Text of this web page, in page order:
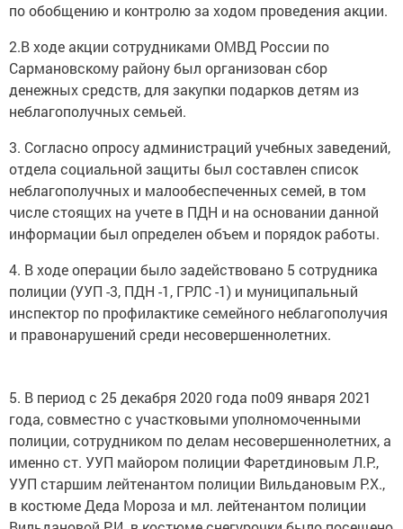
по обобщению и контролю за ходом проведения акции.
2.В ходе акции сотрудниками ОМВД России по
Сармановскому району был организован сбор
денежных средств, для закупки подарков детям из
неблагополучных семьей.
3. Согласно опросу администраций учебных заведений,
отдела социальной защиты был составлен список
неблагополучных и малообеспеченных семей, в том
числе стоящих на учете в ПДН и на основании данной
информации был определен объем и порядок работы.
4. В ходе операции было задействовано 5 сотрудника
полиции (УУП -3, ПДН -1, ГРЛС -1) и муниципальный
инспектор по профилактике семейного неблагополучия
и правонарушений среди несовершеннолетних.
5. В период с 25 декабря 2020 года по09 января 2021
года, совместно с участковыми уполномоченными
полиции, сотрудником по делам несовершеннолетних, а
именно ст. УУП майором полиции Фаретдиновым Л.Р.,
УУП старшим лейтенантом полиции Вильдановым Р.Х.,
в костюме Деда Мороза и мл. лейтенантом полиции